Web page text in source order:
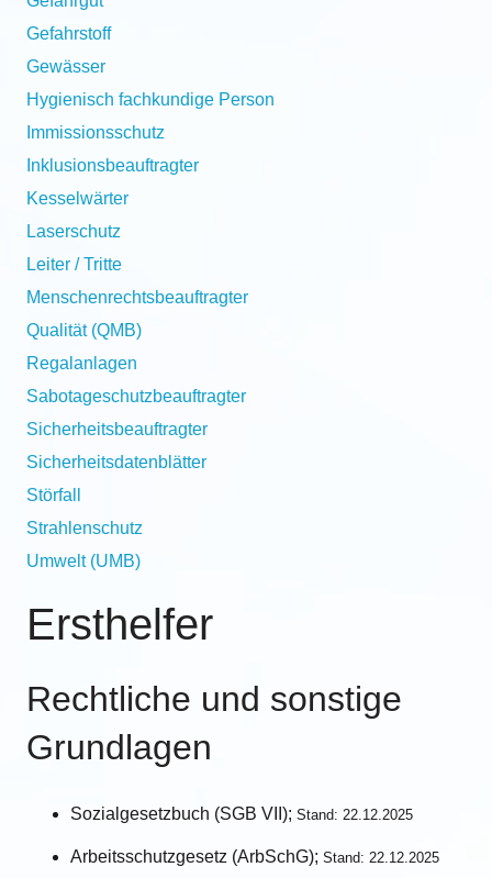
Gefahrstoff
Gewässer
Hygienisch fachkundige Person
Immissionsschutz
Inklusionsbeauftragter
Kesselwärter
Laserschutz
Leiter / Tritte
Menschenrechtsbeauftragter
Qualität (QMB)
Regalanlagen
Sabotageschutzbeauftragter
Sicherheitsbeauftragter
Sicherheitsdatenblätter
Störfall
Strahlenschutz
Umwelt (UMB)
Ersthelfer
Rechtliche und sonstige
Grundlagen
Sozialgesetzbuch (SGB VII); Stand: 22.12.2025
Arbeitsschutzgesetz (ArbSchG); Stand: 22.12.2025